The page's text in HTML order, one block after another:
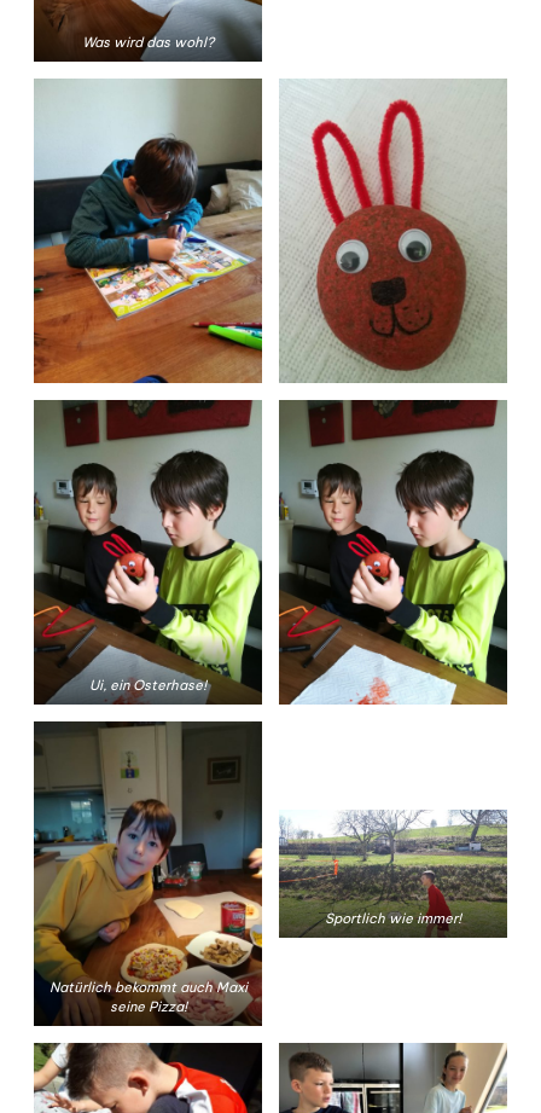
Was wird das wohl?
Ui, ein Osterhase!
Natürlich bekommt auch Maxi
seine Pizza!
Sportlich wie immer!